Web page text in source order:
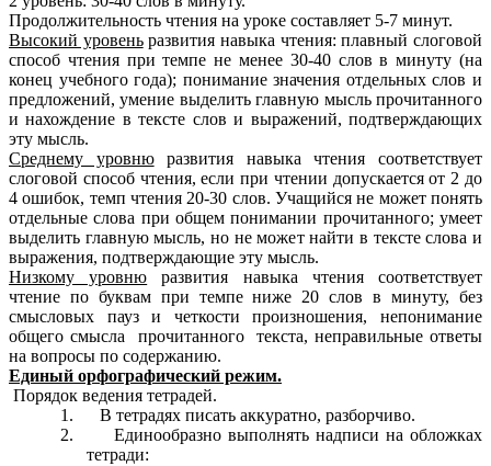
Продолжительность чтения на уроке составляет 5-7 минут.
Высокий уровеньразвития навыка чтения: плавный слоговой
способ чтения при темпе не менее 30-40 слов в минуту (на
конец учебного года); понимание значения отдельных слов и
предложений, умение выделить главную мысль прочитанного
и нахождение в тексте слов и выражений, подтверждающих
эту мысль.
Среднему уровнюразвития навыка чтения соответствует
слоговой способ чтения, если при чтении допускается от 2 до
4 ошибок, темп чтения 20-30 слов. Учащийся не может понять
отдельные слова при общем понимании прочитанного; умеет
выделить главную мысль, но не может найти в тексте слова и
выражения, подтверждающие эту мысль.
Низкому уровню развития навыка чтения соответствует
чтение по буквам при темпе ниже 20 слов в минуту, без
смысловых пауз и четкости произношения, непонимание
общего смысла прочитанного текста, неправильные ответы
на вопросы по содержанию.
Единый орфографический режим.
Порядок ведения тетрадей.
1. В тетрадях писать аккуратно, разборчиво.
2. Единообразно выполнять надписи на обложках
тетради: